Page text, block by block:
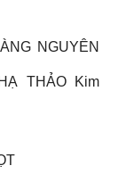
NGUYÊN
THẢO Kim